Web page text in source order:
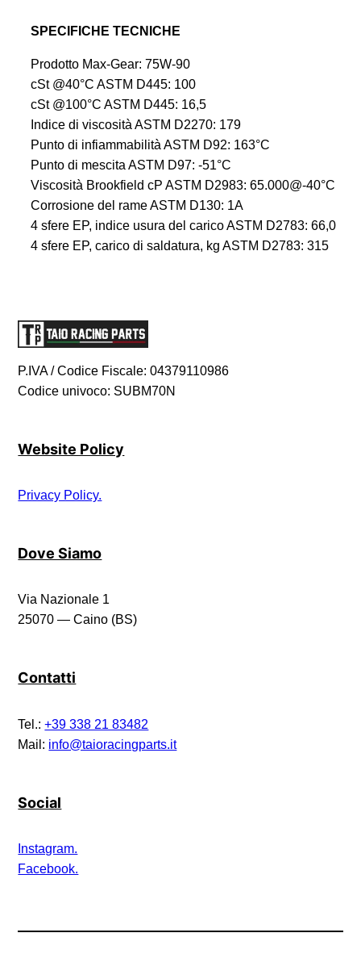
SPECIFICHE TECNICHE
Prodotto Max-Gear: 75W-90
cSt @40°C ASTM D445: 100
cSt @100°C ASTM D445: 16,5
Indice di viscosità ASTM D2270: 179
Punto di infiammabilità ASTM D92: 163°C
Punto di mescita ASTM D97: -51°C
Viscosità Brookfield cP ASTM D2983: 65.000@-40°C
Corrosione del rame ASTM D130: 1A
4 sfere EP, indice usura del carico ASTM D2783: 66,0
4 sfere EP, carico di saldatura, kg ASTM D2783: 315
P.IVA / Codice Fiscale: 04379110986
Codice univoco: SUBM70N
Website Policy
Privacy Policy.
Dove Siamo
Via Nazionale 1
25070 — Caino (BS)
Contatti
Tel.:+39 338 21 83482
Mail: info@taioracingparts.it
Social
Instagram.
Facebook.